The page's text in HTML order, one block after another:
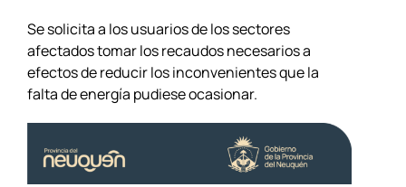
Se solicita a los usuarios de los sectores
afectados tomar los recaudos necesarios a
efectos de reducir los inconvenientes que la
falta de energía pudiese ocasionar.